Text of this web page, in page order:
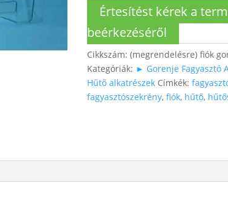
Értesítést kérek a
beérkezéséről
Cikkszám:(megrendelésre) fiók
Kategóriák: ► Gorenje Fagyasztó
Hűtő alkatrészek Címkék:
fagyasztószekrény,fiók, hűtő,